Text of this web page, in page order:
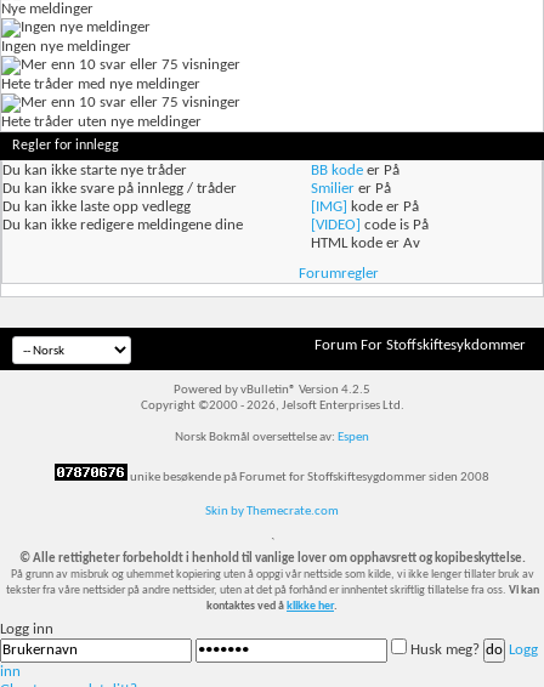
Nye meldinger
Ingen nye meldinger
Hete tråder med nye meldinger
Hete tråder uten nye meldinger
Regler for innlegg
Du kan ikke starte nye tråder
Du kan ikke svare på innlegg / tråder
Du kan ikke laste opp vedlegg
Du kan ikke redigere meldingene dine
BB kode er På
Smilier er På
[IMG] kode er På
[VIDEO] code is På
HTML kode erAv
Forumregler
Forum For Stoffskiftesykdommer
Powered by vBulletin® Version 4.2.5
Copyright ©2000 - 2026, Jelsoft Enterprises Ltd.
Norsk Bokmål oversettelse av: Espen
unike besøkende på Forumet for Stoffskiftesygdommer siden 2008
Skin by Themecrate.com
`
© Alle rettigheter forbeholdt i henhold til vanlige lover om opphavsrett og kopibeskyttelse.
På grunn av misbruk og uhemmet kopiering uten å oppgi vår nettside som kilde, vi ikke lenger tillater bruk av
tekster fra våre nettsider på andre nettsider, uten at det på forhånd er innhentet skriftlig tillatelse fra oss. Vi kan
kontaktes ved å klikke her.
Logg inn
Husk meg?
Logg
inn